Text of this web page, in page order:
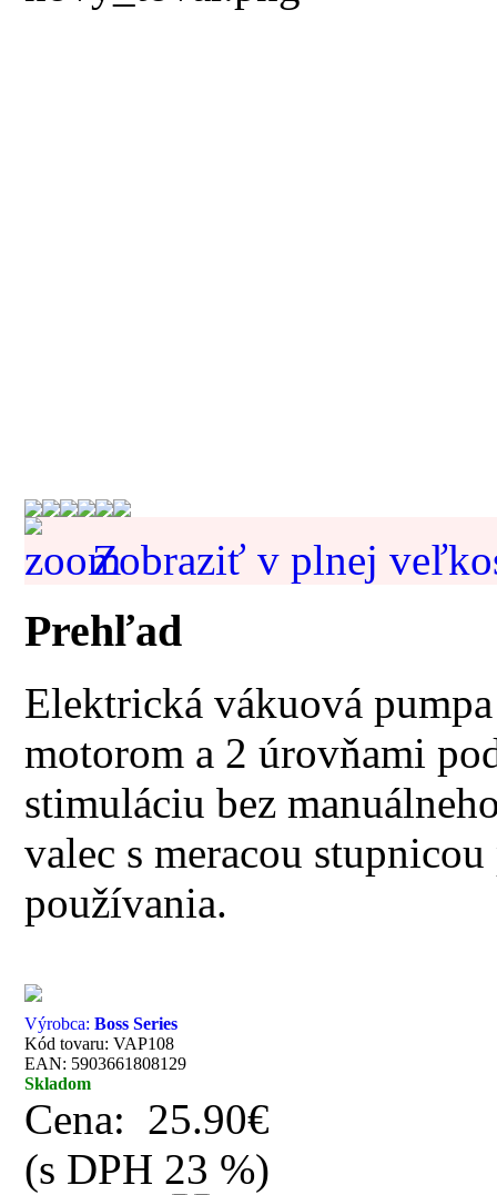
Zobraziť v plnej
Prehľad
Elektrická vákuová
motorom a 2 úrovňami
stimuláciu bez
valec s meracou
používania.
Výrobca:Boss Series
Kód tovaru: VAP108
EAN: 5903661808129
Skladom
Cena: 25.90€
(s DPH 23 %)